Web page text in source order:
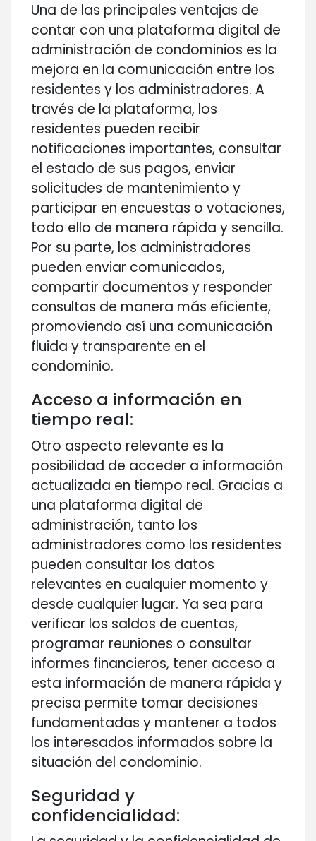
Una de las principales ventajas de
contar con una plataforma digital de
administración de condominios es la
mejora en la comunicación entre los
residentes y los administradores. A
través de la plataforma, los
residentes pueden recibir
notificaciones importantes, consultar
el estado de sus pagos, enviar
solicitudes de mantenimiento y
participar en encuestas o votaciones,
todo ello de manera rápida y sencilla.
Por su parte, los administradores
pueden enviar comunicados,
compartir documentos y responder
consultas de manera más eficiente,
promoviendo así una comunicación
fluida y transparente en el
condominio.
Acceso a información en
tiempo real:
Otro aspecto relevante es la
posibilidad de acceder a información
actualizada en tiempo real. Gracias a
una plataforma digital de
administración, tanto los
administradores como los residentes
pueden consultar los datos
relevantes en cualquier momento y
desde cualquier lugar. Ya sea para
verificar los saldos de cuentas,
programar reuniones o consultar
informes financieros, tener acceso a
esta información de manera rápida y
precisa permite tomar decisiones
fundamentadas y mantener a todos
los interesados informados sobre la
situación del condominio.
Seguridad y
confidencialidad: